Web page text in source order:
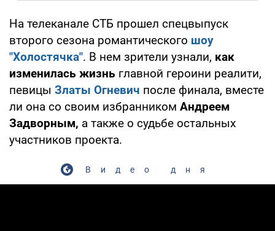
На телеканале СТБ прошел спецвыпуск
второго сезона романтического шоу
"Холостячка". В нем зрители узнали, как
изменилась жизнь главной героини реалити,
певицы Златы Огневич после финала, вместе
ли она со своим избранником Андреем
Задворным, а также о судьбе остальных
участников проекта.
Видео дня